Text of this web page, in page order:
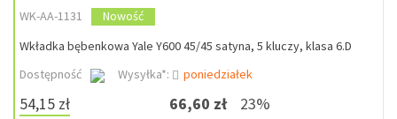
WK-AA-1131
Nowość
Wkładka bębenkowa Yale Y600 45/45 satyna, 5 kluczy, klasa 6.D
Dostępność
Wysyłka*: poniedziałek
54,15 zł 66,60 zł 23%